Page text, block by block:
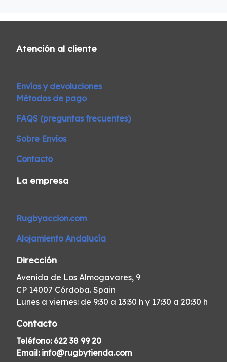
Atención al cliente
Envíos y devoluciones
Métodos de pago
FAQS (preguntas frecuentes)
Sobre Envíos
Contacto
La empresa
Rugbyaccion.com
Alojamiento Andalucía
Dirección
Avenida de Los Almogavares, 9
CP 14007 Córdoba. Spain
Lunes a viernes: de 9:30 a 13:30 h y 17:30 a 20:30 h
Contacto
Teléfono: 622 38 99 20
Email: info@rugbytienda.com